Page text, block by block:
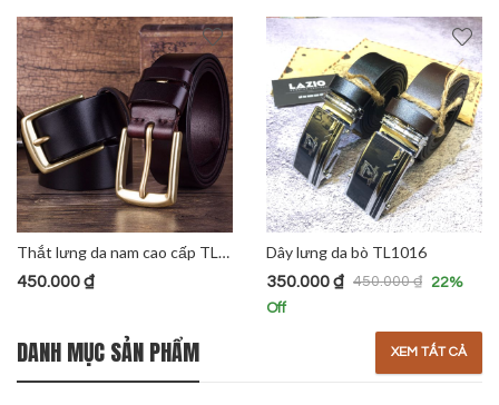
Thắt lưng da nam cao cấp TL1005
450.000₫
Dây lưng da bò TL1016
450.000₫
350.000₫ 22%
Off
DANH MỤC SẢN PHẨM XEM TẤT CẢ